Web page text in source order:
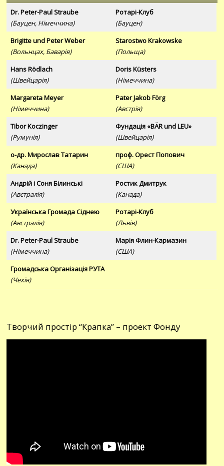
Dr. Peter-Paul Straube
(Бауцен, Німеччина)
Ротарі-Клуб
(Бауцен)
Brigitte und Peter Weber
(Вольнцах, Баварія)
Starostwo Krakowske
(Польща)
Hans Rödlach
(Швейцарія)
Doris Küsters
(Німеччина)
Margareta Meyer
(Німеччина)
Pater Jakob Förg
(Австрія)
Tibor Koczinger
(Румунія)
Фундація «BÄR und LEU»
(Швейцарія)
о-др. Мирослав Татарин
(Канада)
проф. Орест Попович
(США)
Андрій і Соня Білинські
(Австралія)
Ростик Дмитрук
(Канада)
Українська Громада Сіднею
(Австралія)
Ротарі-Клуб
(Львів)
Dr. Peter-Paul Straube
(Німеччина)
Марія Флин-Кармазин
(США)
Громадська Організація РУТА
(Чехія)
Творчий простір “Крапка” – проект Фонду